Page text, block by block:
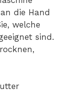
die Hand
welche
sind.